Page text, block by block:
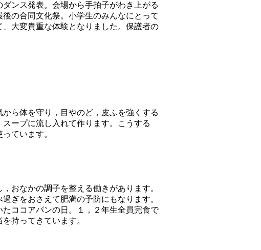
ンス発表。会場から手拍子がわき上がる
の合同文化祭。小学生のみんなにとって
大変貴重な体験となりました。保護者の
ら体を守り，目やのど，皮ふを強くする
ープに流し入れて作ります。こうする
ています。
おなかの調子を整える働きがあります。
ぎをおさえて肥満の予防にもなります。
ココアパンの日。１，２年生全員完食で
持ってきています。